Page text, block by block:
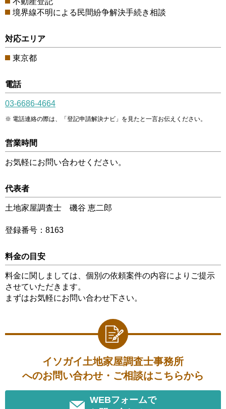
境界線不明による民間紛争解決手続き相談
対応エリア
東京都
電話
03-6686-4664
電話連絡の際は、「登記申請解決ナビ」を見たと一言お伝えください。
営業時間
お気軽にお問い合わせください。
代表者
土地家屋調査士 磯谷 恵二郎
登録番号：8163
料金の目安
料金に関しましては、個別の依頼案件の内容によりご提示
させていただきます。
まずはお気軽にお問い合わせ下さい。
イソガイ土地家屋調査士事務所
へのお問い合わせ・ご相談はこちらから
WEBフォームで